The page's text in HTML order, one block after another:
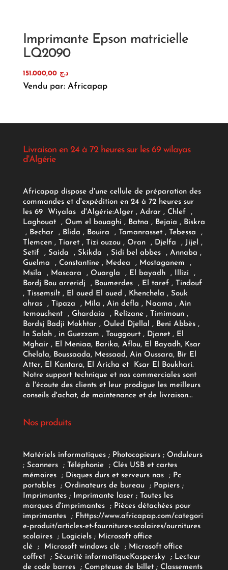
Imprimante Epson matricielle
LQ2090
د.ج 151.000,00
Vendu par: Africapap
Livraison en 24 à 72 heures sur les 69 wilayas
d'Algérie
Africapap dispose d'une cellule de préparation des
commandes et d'expédition en 24 à 72 heures sur
les 69 Wiyalas d'Algérie:Alger , Adrar, Chlef ,
Laghouat , Oum el bouaghi , Batna , Bejaia , Biskra
, Bechar , Blida , Bouira , Tamanrasset , Tebessa ,
Tlemcen , Tiaret , Tizi ouzou , Oran , Djelfa , Jijel ,
Setif , Saida , Skikda , Sidi bel abbes , Annaba ,
Guelma , Constantine , Medea , Mostaganem ,
Msila , Mascara , Ouargla , El bayadh , Illizi ,
Bordj Bou arreridj , Boumerdes , El taref , Tindouf
, Tissemsilt , El oued El oued , Khenchela , Souk
ahras , Tipaza , Mila , Ain defla , Naama , Ain
temouchent , Ghardaia , Relizane , Timimoun ,
Bordsj Badji Mokhtar , Ouled Djellal , Beni Abbès ,
In Salah , in Guezzam , Touggourt , Djanet , El
Mghair , El Meniaa, Barika, Aflou, El Bayadh, Ksar
Chelala, Boussaada, Messaad, Ain Oussara, Bir El
Atter, El Kantara, El Aricha et Ksar El Boukhari.
Notre support technique et nos commerciales sont
à l'écoute des clients et leur prodigue les meilleurs
conseils d'achat, de maintenance et de livraison...
Nos produits
Matériels informatiques; Photocopieurs; Onduleurs
; Scanners ; Téléphonie ; Clés USB et cartes
mémoires
; Disques durs et serveurs nas ; Pc
portables
; Ordinateurs de bureau ; Papiers;
Imprimantes;Imprimante laser; Toutes les
marques d'imprimantes
; Pièces détachées pour
imprimantes
; Fhttps://www.africapap.com/categori
e-produit/articles-et-fournitures-scolaires/ournitures
scolaires; Logiciels ; Microsoft office
clé
; Microsoft windows clé; Microsoft office
coffret ; Sécurité informatiqueKaspersky ; Lecteur
de code barres
; Compteuse de billet; Classements